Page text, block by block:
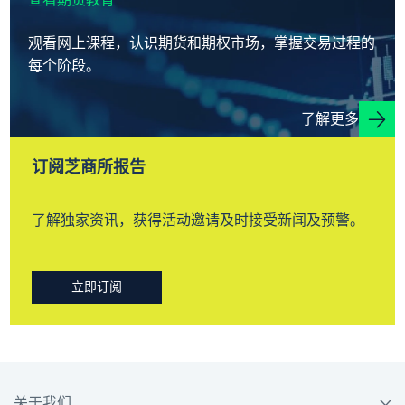
观看网上课程，认识期货和期权市场，掌握交易过程的
每个阶段。
了解更多
订阅芝商所报告
了解独家资讯，获得活动邀请及时接受新闻及预警。
立即订阅